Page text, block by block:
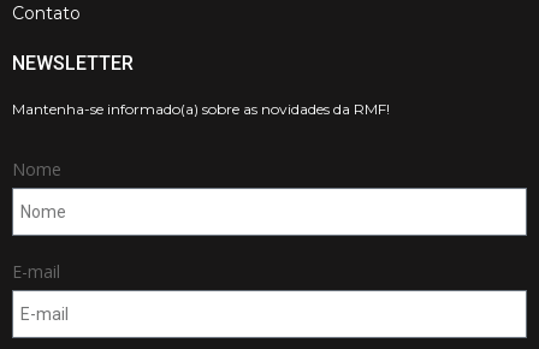
Contato
NEWSLETTER
Mantenha-se informado(a) sobre as novidades da RMF!
Nome
E-mail